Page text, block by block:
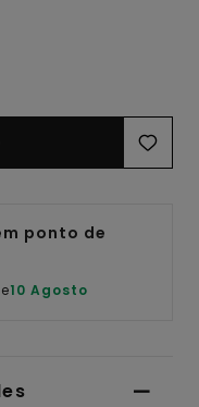
ponto de
10 Agosto